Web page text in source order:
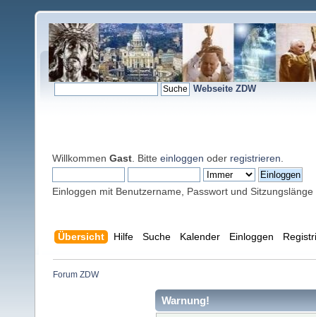
Webseite ZDW
Willkommen Gast . Bitte einloggen oder registrieren
Einloggen mit Benutzername, Passwort und Sitzungslänge
Übersicht Hilfe Suche Kalender Einloggen
Forum ZDW
Warnung!